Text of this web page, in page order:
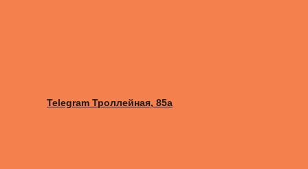
Telegram Троллейная, 85а